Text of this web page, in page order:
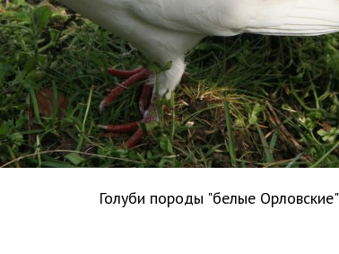
Голуби породы "белые